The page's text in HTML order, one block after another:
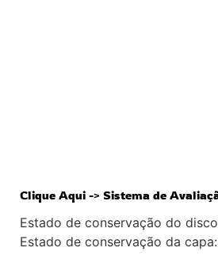
Clique Aqui -> Sistema de
Estado de conservação do
Estado de conservação da